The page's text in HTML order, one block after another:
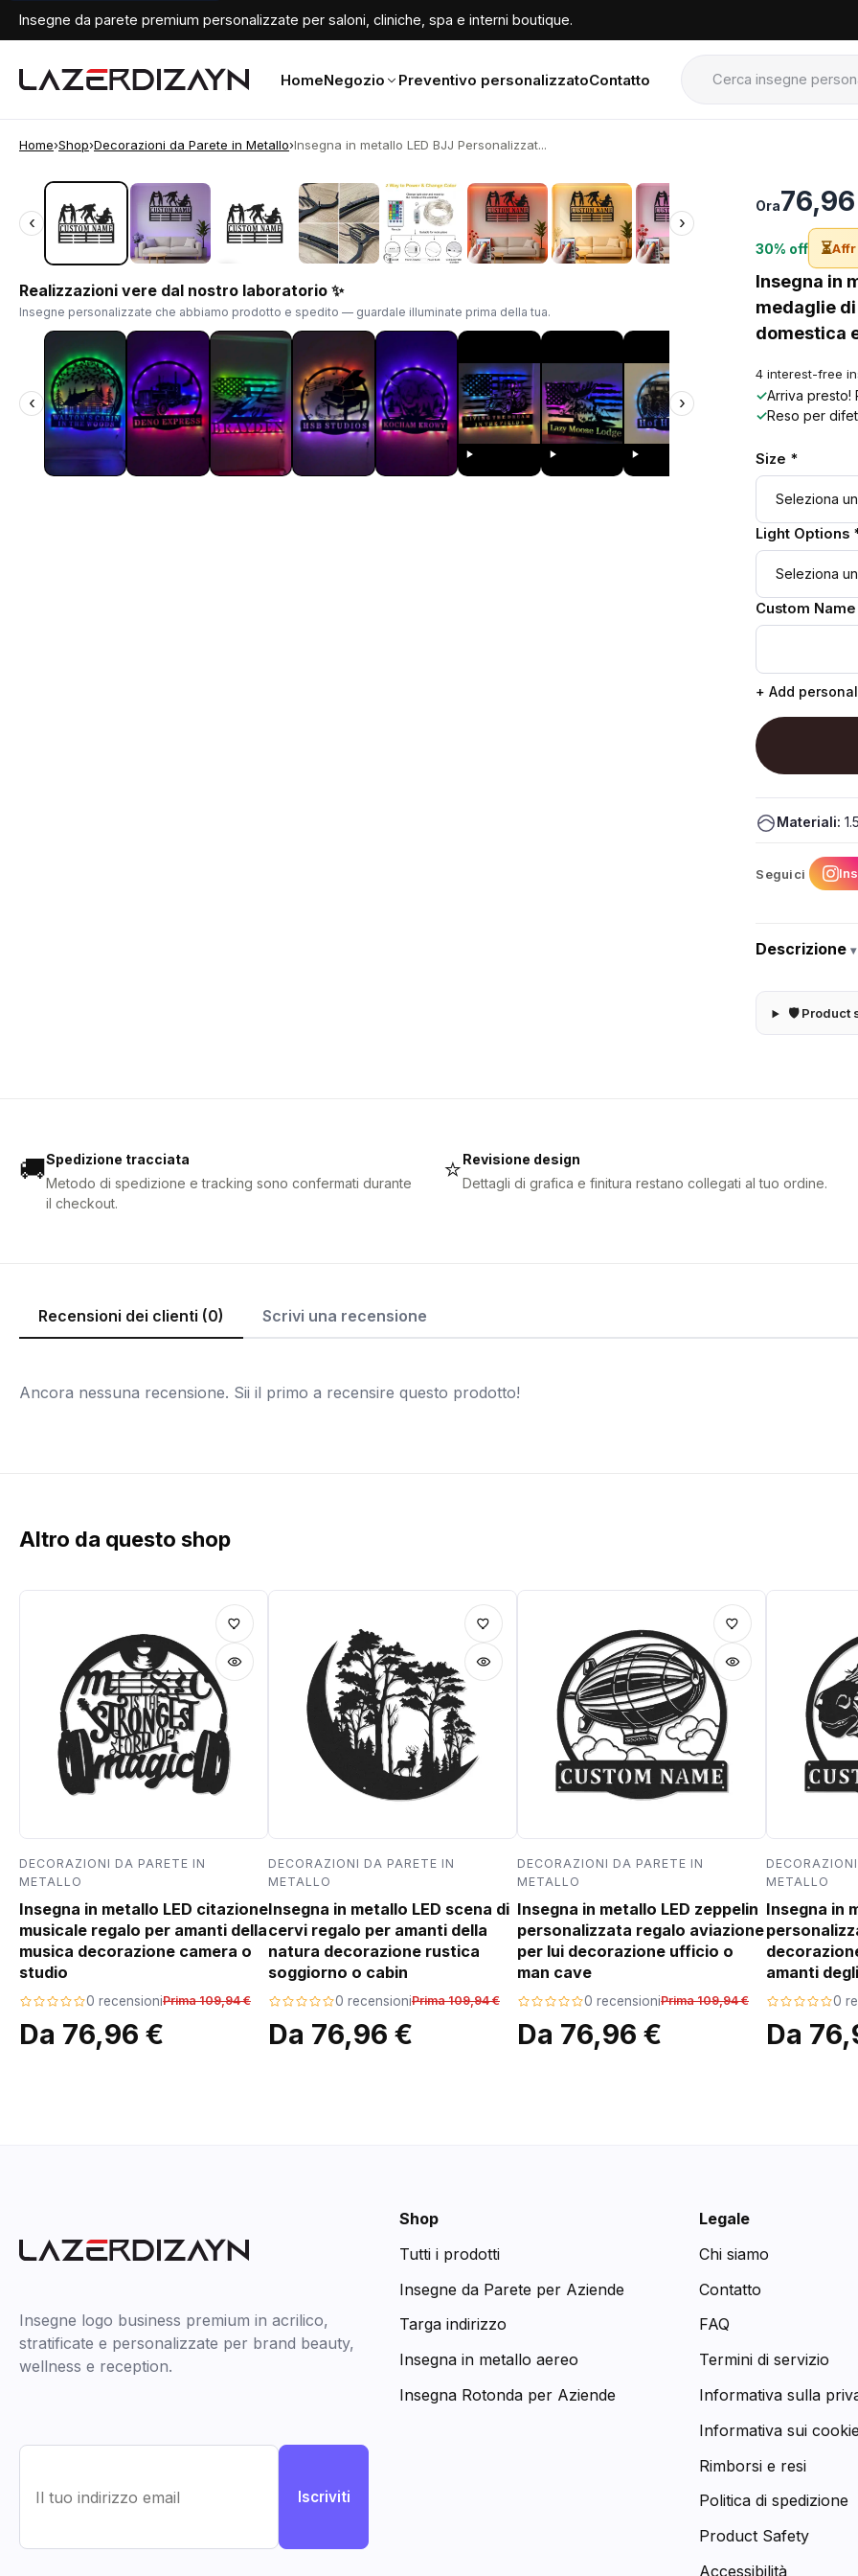
Insegne da parete premium personalizzate per saloni, cliniche, spa e interni boutique.
HomeNegozio Preventivo personalizzatoContatto
Home›Shop›Decorazioni da Parete in Metallo›Insegna in metallo LED BJJ Personalizzat...
‹ ›
‹ ›
Realizzazioni vere dal nostro laboratorio ✨
Insegne personalizzate che abbiamo prodotto e spedito — guardale illuminate prima della tua.
‹ ›
Ora
30% off ⏳
Insegna in
medaglie
domestica
4 interest-free
✓Arriva
✓Reso per
Size *
Light Options
Custom
+ Add
Materiali:
Seguici
Descrizione▾
🛡 Product
🚚Spedizione tracciata
Metodo di spedizione e tracking sono confermati durante
il checkout.
⭐Revisione design
Dettagli di grafica e finitura restano collegati al tuo ordine.
Recensioni dei clienti (0) Scrivi una recensione
Ancora nessuna recensione. Sii il primo a recensire questo prodotto!
Altro da questo shop
DECORAZIONI DA PARETE IN
METALLO
Insegna in metallo LED citazione
musicale regalo per amanti della
musica decorazione camera o
studio
0 recensioniPrima 109,94 €
Da 76,96 €
DECORAZIONI DA PARETE IN
METALLO
Insegna in metallo LED scena di
cervi regalo per amanti della
natura decorazione rustica
soggiorno o cabin
0 recensioniPrima 109,94 €
Da 76,96 €
DECORAZIONI DA PARETE IN
METALLO
Insegna in metallo LED zeppelin
personalizzata regalo aviazione
per lui decorazione ufficio o
man cave
0 recensioniPrima 109,94 €
Da 76,96 €
METALLO
Insegna in
amanti
0
Da
Insegne logo business premium in acrilico,
stratificate e personalizzate per brand beauty,
wellness e reception.
Iscriviti
Shop
Tutti i prodotti
Insegne da Parete per Aziende
Targa indirizzo
Insegna in metallo aereo
Insegna Rotonda per Aziende
Legale
Chi siamo
Contatto
FAQ
Termini di servizio
Informativa sulla
Informativa sui
Rimborsi e resi
Politica di spedizione
Product Safety
Accessibilità